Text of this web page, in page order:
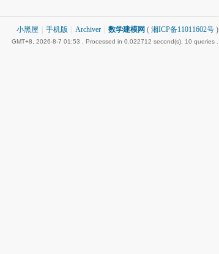
小黑屋 手机版 Archiver 数学建模网 ( 湘ICP备11011602号 )
GMT+8, 2026-8-7 01:53 , Processed in 0.022712 second(s), 10 queries .